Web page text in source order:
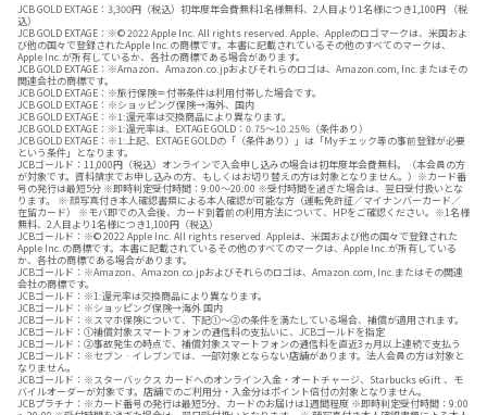
JCB GOLD EXTAGE：3,300円（税込）初年度年会費無料1名様無料、2人目より1名様につき1,100円 （税
込）
JCB GOLD EXTAGE：※© 2022 Apple Inc. All rights reserved. Apple、Appleのロゴマークは、米国およ
び他の国々で登録されたApple Inc.の商標です。本書に記載されているその他のすべてのマークは、
Apple Inc.が所有しているか、各社の商標である場合があります。
JCB GOLD EXTAGE：※Amazon、Amazon.co.jpおよびそれらのロゴは、Amazon.com, Inc.またはその
関連会社の商標です。
JCB GOLD EXTAGE：※旅行保険＝付帯条件は利用付帯した場合です。
JCB GOLD EXTAGE：※ショッピング保険→海外、国内
JCB GOLD EXTAGE：※1:還元率は交換商品により異なります。
JCB GOLD EXTAGE：※1:還元率は、EXTAGE GOLD：0.75～10.25％（条件あり）
JCB GOLD EXTAGE：※1:上記、EXTAGE GOLDの「（条件あり）」は「Myチェック等の事前登録が必要
という条件」となります。
JCBゴールド：11,000円（税込）オンラインで入会申し込みの場合は初年度年会費無料。（本会員の方
が対象です。資料請求でお申し込みの方、もしくはお切り替えの方は対象となりません。）※カード番
号の発行は最短5分 ※即時判定受付時間：9:00～20:00 ※受付時間を過ぎた場合は、翌日受付扱いとな
ります。 ※ 顔写真付き本人確認書類による本人確認が可能な方（運転免許証／マイナンバーカード／
在留カード） ※モバ即での入会後、カード到着前の利用方法について、HPをご確認ください。※1名様
無料、2人目より1名様につき1,100円（税込）
JCBゴールド：※© 2022 Apple Inc. All rights reserved. Appleは、米国および他の国々で登録された
Apple Inc.の商標です。本書に記載されているその他のすべてのマークは、Apple Inc.が所有している
か、各社の商標である場合があります。
JCBゴールド：※Amazon、Amazon.co.jpおよびそれらのロゴは、Amazon.com, Inc.またはその関連
会社の商標です。
JCBゴールド：※1:還元率は交換商品により異なります。
JCBゴールド：※ショッピング保険→海外 国内
JCBゴールド：※スマホ保険について、下記①～②の条件を満たしている場合、補償が適用されます。
JCBゴールド：①補償対象スマートフォンの通信料の支払いに、JCBゴールドを指定
JCBゴールド：②事故発生の時点で、補償対象スマートフォンの通信料を直近3ヵ月以上連続で支払う
JCBゴールド：※セブン‐イレブンでは、一部対象とならない店舗があります。法人会員の方は対象と
なりません。
JCBゴールド：※スターバックス カードへのオンライン入金・オートチャージ、Starbucks eGift 、モ
バイルオーダーが対象です。店舗でのご利用分・入金分はポイント倍付の対象となりません。
JCBプラチナ：※カード番号の発行は最短5分、カードのお届けは1週間程度 ※即時判定受付時間：9:00